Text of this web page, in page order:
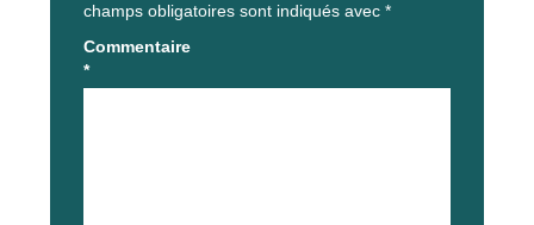
champs obligatoires sont indiqués avec *
Commentaire
*